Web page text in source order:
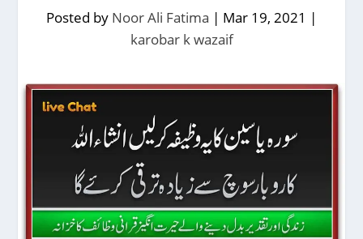
Posted by Noor Ali Fatima | Mar 19, 2021 |
karobar k wazaif